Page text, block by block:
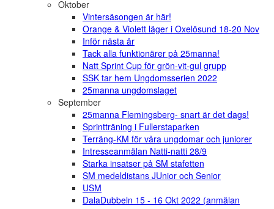
Oktober
Vintersäsongen är här!
Orange & Violett läger i Oxelösund 18-20 Nov
Inför nästa år
Tack alla funktionärer på 25manna!
Natt Sprint Cup för grön-vit-gul grupp
SSK tar hem Ungdomsserien 2022
25manna ungdomslaget
September
25manna Flemingsberg- snart är det dags!
Sprintträning i Fullerstaparken
Terräng-KM för våra ungdomar och juniorer
Intresseanmälan Natti-natti 28/9
Starka insatser på SM stafetten
SM medeldistans JUnior och Senior
USM
DalaDubbeln 15 - 16 Okt 2022 (anmälan